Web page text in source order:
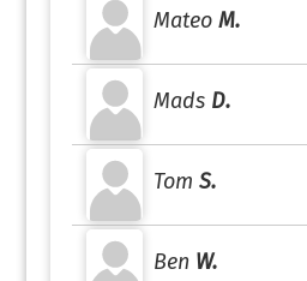
Mateo M.
Mads D.
Tom S.
Ben W.